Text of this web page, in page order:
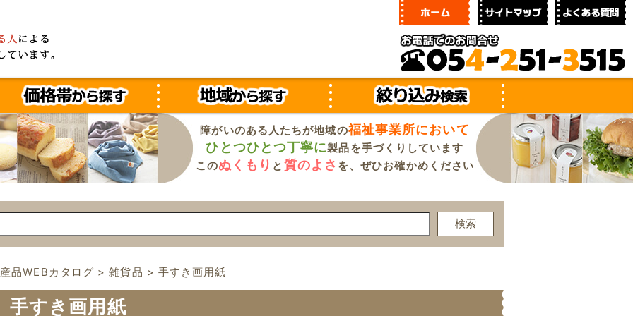
障がいのある人たちが地域の福祉事業所において
ひとつひとつ丁寧に製品を手づくりしています
このぬくもり と 質のよさ を、ぜひお確かめください
検索
品WEBカタログ >雑貨品 > 手すき画用紙
手すき画用紙